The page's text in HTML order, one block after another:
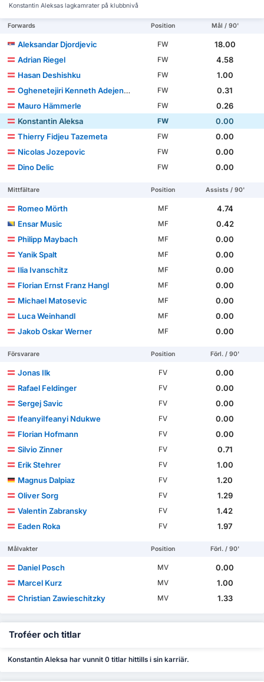
Konstantin Aleksas lagkamrater på klubbnivå
Forwards Position Mål / 90'
Aleksandar Djordjevic FW
18.00
Adrian Riegel
FW
4.58
Hasan Deshishku
FW
1.00
Oghenetejiri Kenneth Adejenughure
FW
0.31
Mauro Hämmerle
FW
0.26
Konstantin Aleksa
FW
0.00
Thierry Fidjeu Tazemeta
FW
0.00
Nicolas Jozepovic
FW
0.00
Dino Delic
FW 0.00
Mittfältare Position Assists / 90'
Romeo Mörth MF
4.74
Ensar Music
MF
0.42
Philipp Maybach
MF
0.00
Yanik Spalt
MF
0.00
Ilia Ivanschitz
MF
0.00
Florian Ernst Franz Hangl
MF
0.00
Michael Matosevic
MF
0.00
Luca Weinhandl
MF
0.00
Jakob Oskar Werner
MF 0.00
Försvarare Position Förl. / 90'
Jonas Ilk FV
0.00
Rafael Feldinger
FV
0.00
Sergej Savic
FV
0.00
IfeanyiIfeanyi Ndukwe
FV
0.00
Florian Hofmann
FV
0.00
Silvio Zinner
FV
0.71
Erik Stehrer
FV
1.00
Magnus Dalpiaz
FV
1.20
Oliver Sorg
FV
1.29
Valentin Zabransky
FV
1.42
Eaden Roka
FV 1.97
Målvakter Position Förl. / 90'
Daniel Posch MV
0.00
Marcel Kurz
MV
1.00
Christian Zawieschitzky
MV 1.33
Troféer och titlar
Konstantin Aleksa har vunnit 0 titlar hittills i sin karriär.